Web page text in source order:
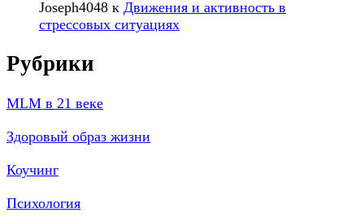
Joseph4048 к Движения и активность в
стрессовых ситуациях
Рубрики
MLM в 21 веке
Здоровый образ жизни
Коучинг
Психология